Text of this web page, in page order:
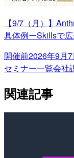
【9/7（月）】
具体例ーSkillsで
開催前2026年9月
セミナー一覧会社
関連記事